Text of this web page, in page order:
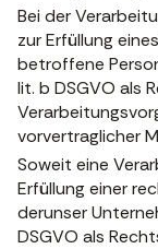
Bei der
zur Erfüllung
betroffene
lit. b DSGVO als
vorvertraglicher
Soweit eine
Erfüllung einer
derunser
DSGVO als